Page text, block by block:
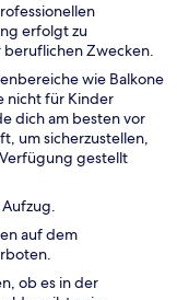
erfolgt zu
Zwecken.
wie Balkone
nicht für Kinder
dich am besten vor
um sicherzustellen,
gestellt
auf dem
ob es in der